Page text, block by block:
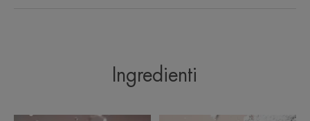
iperpigmentazione legato all’esposizione solare:
-34% di segni rossi residui in 3 settimane****.
Ingredienti